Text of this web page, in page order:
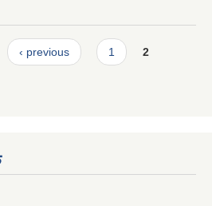
‹ previous 1 2